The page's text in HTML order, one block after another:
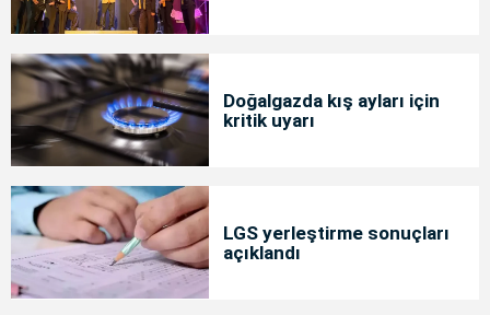
Doğalgazda kış ayları için
kritik uyarı
LGS yerleştirme sonuçları
açıklandı